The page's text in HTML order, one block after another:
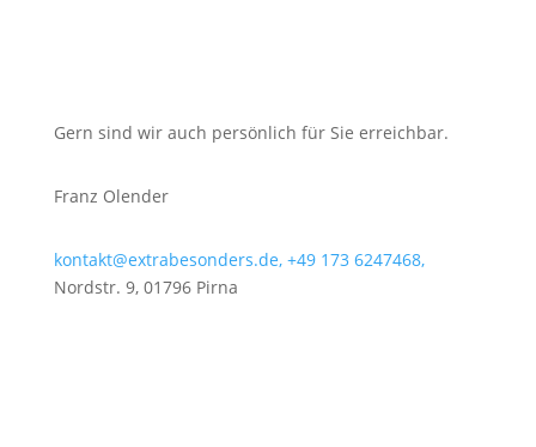
Gern sind wir auch persönlich für Sie erreichbar.
Franz Olender
kontakt@extrabesonders.de, +49 173 6247468,
Nordstr. 9, 01796 Pirna